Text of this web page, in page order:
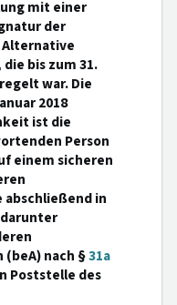
mit einer
der
bis zum 31.
war. Die
2018
ist die
Person
einem sicheren
in
nach §31a
Poststelle des